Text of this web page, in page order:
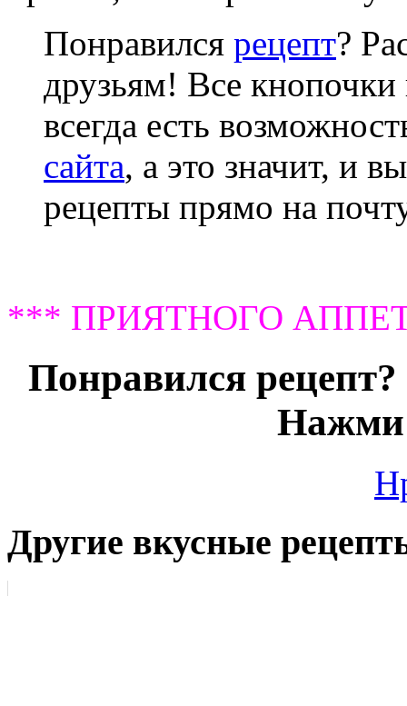
Понравился рецепт?
друзьям! Все кнопочки
всегда есть
сайта, а это значит, и
рецепты прямо на
*** ПРИЯТНОГО
Понравился
Нажми
Другие вкусные